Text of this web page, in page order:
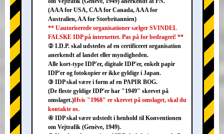
(AAA for USA, CAA for Canada, AAA for
Australien, AA for Storbritannien)
** Uautoriserede organisationer sælger SVINDEL
FALSKE IDP på internettet. Pas på for bedrageri! **
② I.D.P. skal udstedes af en certificeret organisation
anerkendt af landet eller myndigheden.
Alle kort-type IDP'er, digitale IDP'er, enkelt papir
IDP'er og fotokopier er ikke gyldige i Japan.
③ IDP skal være i form af en PAPIR BOG.
(De fleste gyldige IDP'er har "1949" skrevet på
omslaget.)Hvis "1968" er skrevet på omslaget, skal du
kontakte os.
④ IDP skal være udstedt i henhold til Konventionen
om Vejtrafik (Genève, 1949).